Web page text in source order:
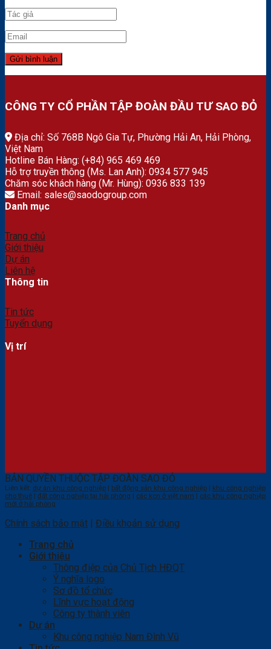
CÔNG TY CỔ PHẦN TẬP ĐOÀN ĐẦU TƯ SAO ĐỎ
Địa chỉ: Số 768B Ngô Gia Tự, Phường Hải An, Hải Phòng,
Việt Nam
Hotline Bán Hàng: (+84) 965 469 469
Hỗ trợ truyền thông (Ms. Lan Anh): 0934 577 945
Chăm sóc khách hàng (Mr. Hùng): 0936 833 139
Email: sales@saodogroup.com
Danh mục
Trang chủ
Giới thiệu
Dự án
Liên hệ
Thông tin
Tin tức
Tuyển dụng
Vị trí
BẢN QUYỀN THUỘC TẬP ĐOÀN SAO ĐỎ
Liên kết: dự án khu công nghiệp | bất động sản khu công nghiệp | khu công nghiệp
cho thuê | đất công nghiệp tại hải phòng | các kcn ở việt nam | các khu công nghiệp
mới ở hải phòng
Chính sách bảo mật | Điều khoản sử dụng
Trang chủ
Giới thiệu
Thông điệp của Chủ Tịch HĐQT
Ý nghĩa logo
Sơ đồ tổ chức
Lĩnh vực hoạt động
Công ty thành viên
Dự án
Khu công nghiệp Nam Đình Vũ